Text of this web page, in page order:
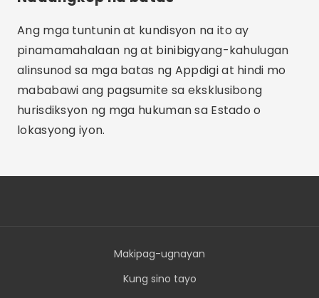
Ang mga tuntunin at kundisyon na ito ay
pinamamahalaan ng at binibigyang-kahulugan
alinsunod sa mga batas ng Appdigi at hindi mo
mababawi ang pagsumite sa eksklusibong
hurisdiksyon ng mga hukuman sa Estado o
lokasyong iyon.
Makipag-ugnayan
Kung sino tayo